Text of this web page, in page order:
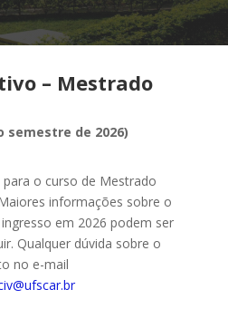
– Mestrado
semestre de 2026)
o curso de Mestrado
informações sobre o
em 2026 podem ser
Qualquer dúvida sobre o
no e-mail